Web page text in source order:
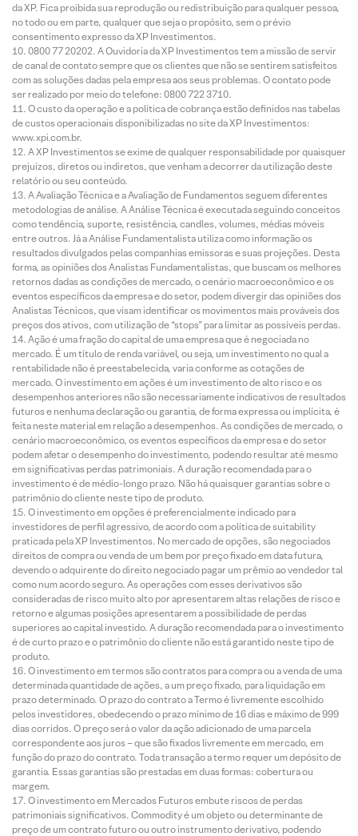
da XP. Fica proibida sua reprodução ou redistribuição para qualquer pessoa,
no todo ou em parte, qualquer que seja o propósito, sem o prévio
consentimento expresso da XP Investimentos.
0800 77 20202. A Ouvidoria da XP Investimentos tem a missão de servir
de canal de contato sempre que os clientes que não se sentirem satisfeitos
com as soluções dadas pela empresa aos seus problemas. O contato pode
ser realizado por meio do telefone: 0800 722 3710.
O custo da operação e a política de cobrança estão definidos nas tabelas
de custos operacionais disponibilizadas no site da XP Investimentos:
www.xpi.com.br.
A XP Investimentos se exime de qualquer responsabilidade por quaisquer
prejuízos, diretos ou indiretos, que venham a decorrer da utilização deste
relatório ou seu conteúdo.
A Avaliação Técnica e a Avaliação de Fundamentos seguem diferentes
metodologias de análise. A Análise Técnica é executada seguindo conceitos
como tendência, suporte, resistência, candles, volumes, médias móveis
entre outros. Já a Análise Fundamentalista utiliza como informação os
resultados divulgados pelas companhias emissoras e suas projeções. Desta
forma, as opiniões dos Analistas Fundamentalistas, que buscam os melhores
retornos dadas as condições de mercado, o cenário macroeconômico e os
eventos específicos da empresa e do setor, podem divergir das opiniões dos
Analistas Técnicos, que visam identificar os movimentos mais prováveis dos
preços dos ativos, com utilização de “stops” para limitar as possíveis perdas.
Ação é uma fração do capital de uma empresa que é negociada no
mercado. É um título de renda variável, ou seja, um investimento no qual a
rentabilidade não é preestabelecida, varia conforme as cotações de
mercado. O investimento em ações é um investimento de alto risco e os
desempenhos anteriores não são necessariamente indicativos de resultados
futuros e nenhuma declaração ou garantia, de forma expressa ou implícita, é
feita neste material em relação a desempenhos. As condições de mercado, o
cenário macroeconômico, os eventos específicos da empresa e do setor
podem afetar o desempenho do investimento, podendo resultar até mesmo
em significativas perdas patrimoniais. A duração recomendada para o
investimento é de médio-longo prazo. Não há quaisquer garantias sobre o
patrimônio do cliente neste tipo de produto.
O investimento em opções é preferencialmente indicado para
investidores de perfil agressivo, de acordo com a política de suitability
praticada pela XP Investimentos. No mercado de opções, são negociados
direitos de compra ou venda de um bem por preço fixado em data futura,
devendo o adquirente do direito negociado pagar um prêmio ao vendedor tal
como num acordo seguro. As operações com esses derivativos são
consideradas de risco muito alto por apresentarem altas relações de risco e
retorno e algumas posições apresentarem a possibilidade de perdas
superiores ao capital investido. A duração recomendada para o investimento
é de curto prazo e o patrimônio do cliente não está garantido neste tipo de
produto.
O investimento em termos são contratos para compra ou a venda de uma
determinada quantidade de ações, a um preço fixado, para liquidação em
prazo determinado. O prazo do contrato a Termo é livremente escolhido
pelos investidores, obedecendo o prazo mínimo de 16 dias e máximo de 999
dias corridos. O preço será o valor da ação adicionado de uma parcela
correspondente aos juros – que são fixados livremente em mercado, em
função do prazo do contrato. Toda transação a termo requer um depósito de
garantia. Essas garantias são prestadas em duas formas: cobertura ou
margem.
O investimento em Mercados Futuros embute riscos de perdas
patrimoniais significativos. Commodity é um objeto ou determinante de
preço de um contrato futuro ou outro instrumento derivativo, podendo